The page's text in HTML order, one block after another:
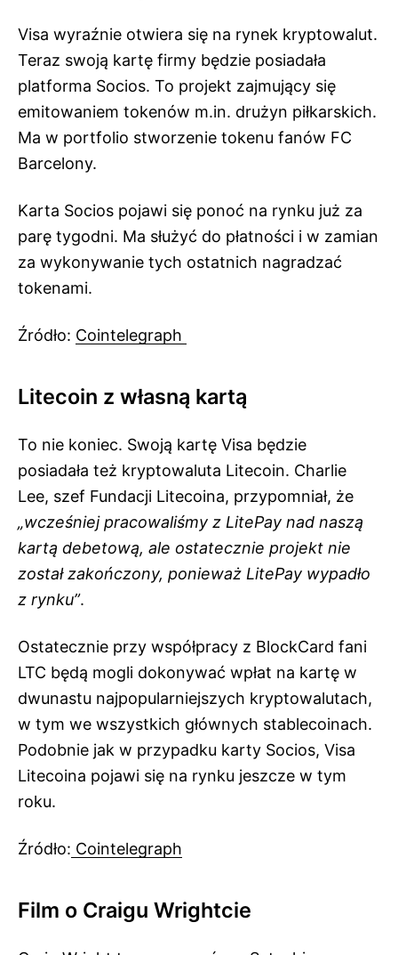
Visa wyraźnie otwiera się na rynek kryptowalut.
Teraz swoją kartę firmy będzie posiadała
platforma Socios. To projekt zajmujący się
emitowaniem tokenów m.in. drużyn piłkarskich.
Ma w portfolio stworzenie tokenu fanów FC
Barcelony.
Karta Socios pojawi się ponoć na rynku już za
parę tygodni. Ma służyć do płatności i w zamian
za wykonywanie tych ostatnich nagradzać
tokenami.
Źródło: Cointelegraph
Litecoin z własną kartą
To nie koniec. Swoją kartę Visa będzie
posiadała też kryptowaluta Litecoin. Charlie
Lee, szef Fundacji Litecoina, przypomniał, że
„wcześniej pracowaliśmy z LitePay nad naszą
kartą debetową, ale ostatecznie projekt nie
został zakończony, ponieważ LitePay wypadło
z rynku”.
Ostatecznie przy współpracy z BlockCard fani
LTC będą mogli dokonywać wpłat na kartę w
dwunastu najpopularniejszych kryptowalutach,
w tym we wszystkich głównych stablecoinach.
Podobnie jak w przypadku karty Socios, Visa
Litecoina pojawi się na rynku jeszcze w tym
roku.
Źródło: Cointelegraph
Film o Craigu Wrightcie